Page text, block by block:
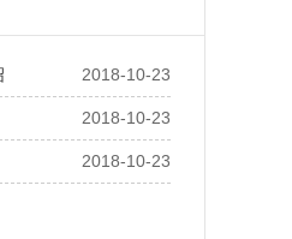
2018-10-23
2018-10-23
2018-10-23